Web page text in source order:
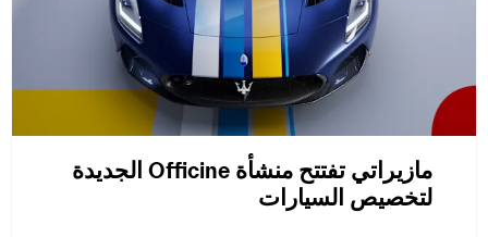
مازيراتي تفتتح منشأة Officine الجديدة
لتخصيص السيارات